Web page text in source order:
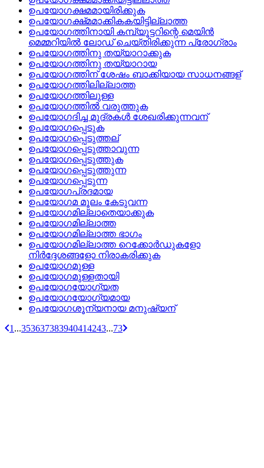
ഉപയോഗക്ഷമമായിരിക്കുക
ഉപയോഗക്ഷ്‌മമാക്കികകയിട്ടില്ലാത്ത
ഉപയോഗത്തിനായി കമ്പ്യൂട്ടറിന്റെ മെയിന്‍
മെമ്മറിയില്‍ ലോഡ്‌ ചെയ്‌തിരിക്കുന്ന പ്രോഗ്രാം
ഉപയോഗത്തിനു തയ്യാറാക്കുക
ഉപയോഗത്തിനു തയ്യാറായ
ഉപയോഗത്തിന്‌ ശേഷം ബാക്കിയായ സാധനങ്ങള്
ഉപയോഗത്തിലില്ലാത്ത
ഉപയോഗത്തിലുള്ള
ഉപയോഗത്തില്‍ വരുത്തുക
ഉപയോഗദിച്ച മുദ്രകള്‍ ശേഖരിക്കുന്നവന്
ഉപയോഗപ്പെടുക
ഉപയോഗപ്പെടുത്തല്
ഉപയോഗപ്പെടുത്താവുന്ന
ഉപയോഗപ്പെടുത്തുക
ഉപയോഗപ്പെടുത്തുന്ന
ഉപയോഗപ്പെടുന്ന
ഉപയോഗപ്രദമായ
ഉപയോഗമ മൂലം കേടുവന്ന
ഉപയോഗമില്ലാതെയാക്കുക
ഉപയോഗമില്ലാത്ത
ഉപയോഗമില്ലാത്ത ഭാഗം
ഉപയോഗമില്ലാത്ത റെക്കോര്‍ഡുകളോ
നിര്‍ദ്ദേശങ്ങളോ നിരാകരിക്കുക
ഉപയോഗമുള്ള
ഉപയോഗമുള്ളതായി
ഉപയോഗയോഗ്യത
ഉപയോഗയോഗ്യമായ
ഉപയോഗശൂന്യനായ മനുഷ്യന്
1 ...353637383940414243...73